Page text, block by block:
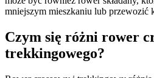
mniejszym mieszkaniu lub przewozić
Czym się różni rower
trekkingowego?